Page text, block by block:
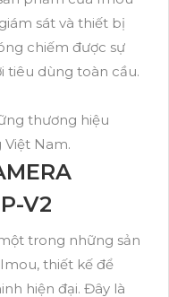
sát và thiết bị
chiếm được sự
tiêu dùng toàn cầu.
thương hiệu
Nam.
V2
trong những sản
thiết kế để
hiện đại. Đây là